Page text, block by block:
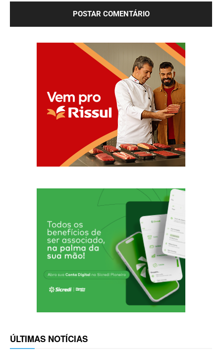
ÚLTIMAS NOTÍCIAS